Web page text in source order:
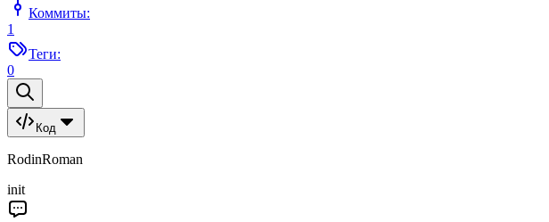
Коммиты:
1
Теги:
0
Код
RodinRoman
init